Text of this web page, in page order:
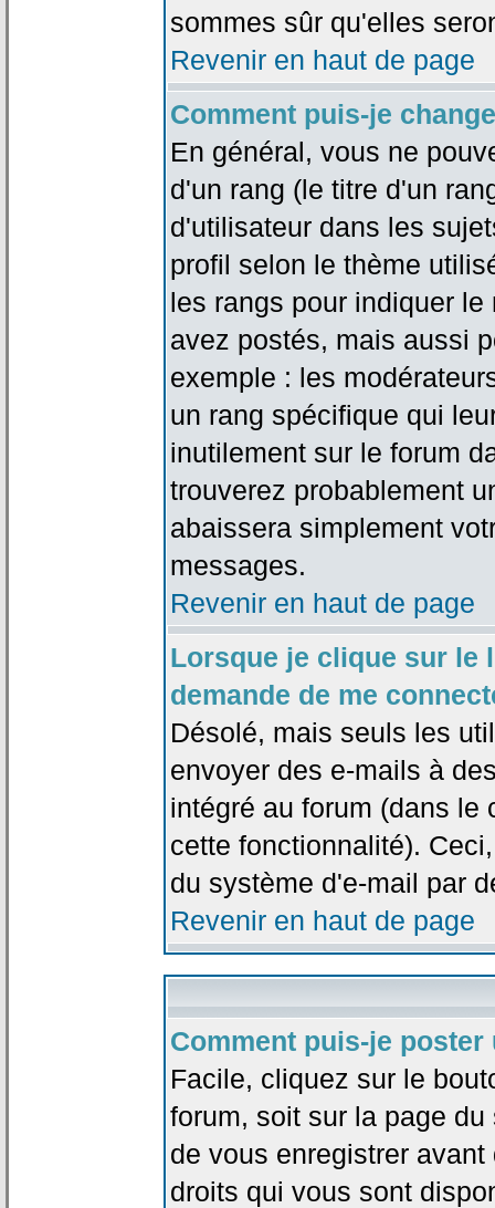
sommes sûr qu'elles
Revenir en haut de page
Comment puis-je
En général, vous ne
d'un rang (le titre d'un
d'utilisateur dans les
profil selon le thème
les rangs pour indiquer
avez postés, mais aussi
exemple : les
un rang spécifique qui
inutilement sur le forum
trouverez probablement
abaissera simplement
messages.
Revenir en haut de page
Lorsque je clique sur le
demande de me
Désolé, mais seuls les
envoyer des e-mails à
intégré au forum (dans le
cette fonctionnalité).
du système d'e-mail par
Revenir en haut de page
Comment puis-je
Facile, cliquez sur le
forum, soit sur la page
de vous enregistrer
droits qui vous sont